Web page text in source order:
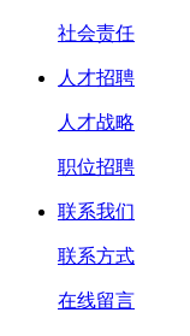
社会责任
人才招聘
人才战略
职位招聘
联系我们
联系方式
在线留言